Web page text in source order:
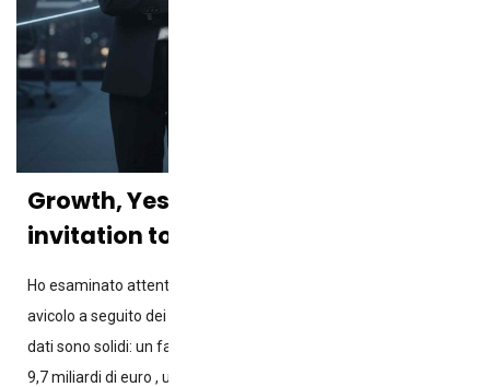
Growth, Yes – Complacency, No – An
invitation to the poultry sector.
Ho esaminato attentamente i resoconti diffusi dal settore
avicolo a seguito dei recenti incontri nazionali e internazionali. I
dati sono solidi: un fatturato totale del settore che raggiunge i
9,7 miliardi di euro , un consumo ai massimi storici di 22,47 kg